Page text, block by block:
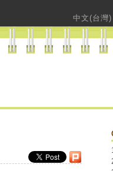
中文(台灣)